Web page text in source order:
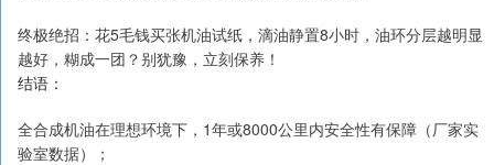
终极绝招：花5毛钱买张机油试纸，滴油静置8小时，油环分层越明显
越好，糊成一团？别犹豫，立刻保养！
结语：
全合成机油在理想环境下，1年或8000公里内安全性有保障（厂家实
验室数据）；